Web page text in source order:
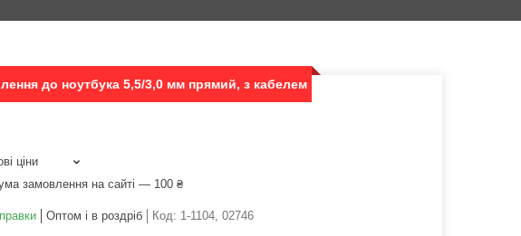
до ноутбука 5,5/3,0 мм прямий, з кабелем
ціни
замовлення на сайті — 100 ₴
Оптом і в роздріб Код: 1-1104, 02746